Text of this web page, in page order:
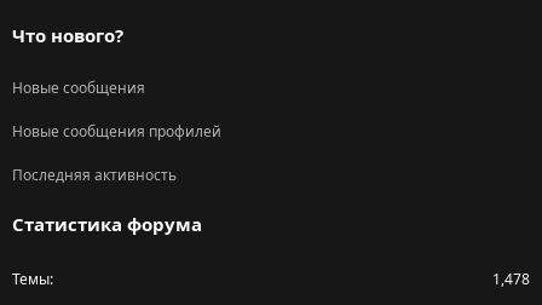
Что нового?
Новые сообщения
Новые сообщения профилей
Последняя активность
Статистика форума
Темы 1,478